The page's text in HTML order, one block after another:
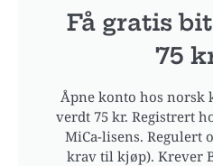
Få gratis
75
Åpne konto hos norsk
verdt 75 kr. Registrert
MiCa-lisens. Regulert
krav til kjøp). Krever